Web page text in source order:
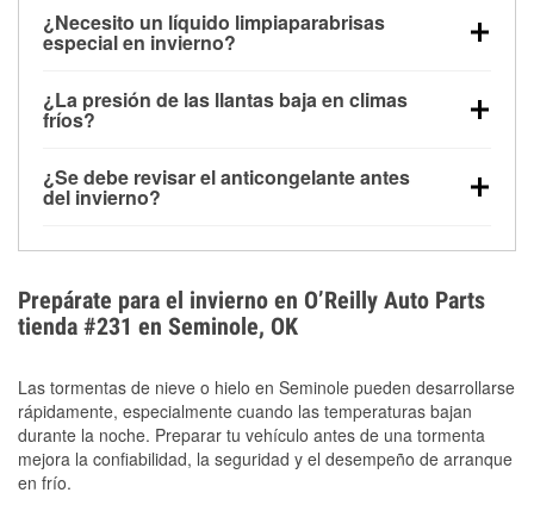
debajo de los 32 °F y puede perder hasta la mitad de
su potencia de arranque cerca de los 0 °F, lo que
arranque.
¿Necesito un líquido limpiaparabrisas
especial en invierno?
la congelación y ayuda a disolver la sal y la nieve
derretida en la carretera para mejorar la visibilidad.
¿La presión de las llantas baja en climas
fríos?
alrededor de 1 PSI por cada 10 °F que baja la
temperatura. Puedes obtener más información sobre
¿Se debe revisar el anticongelante antes
del invierno?
el sobrecalentamiento en condiciones de frío
extremo. Aprende cómo comprobar la protección
anticongelante en nuestra sección How-To.
Prepárate para el invierno en O’Reilly Auto Parts
tienda #231 en Seminole, OK
Las tormentas de nieve o hielo en Seminole pueden desarrollarse
rápidamente, especialmente cuando las temperaturas bajan
durante la noche. Preparar tu vehículo antes de una tormenta
mejora la confiabilidad, la seguridad y el desempeño de arranque
en frío.